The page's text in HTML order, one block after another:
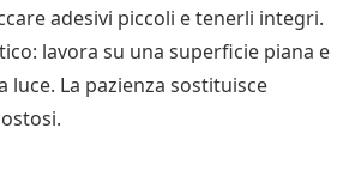
adesivi piccoli e tenerli integri.
lavora su una superficie piana e
luce. La pazienza sostituisce